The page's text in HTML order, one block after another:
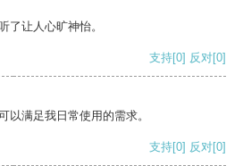
了让人心旷神怡。
支持[0] 反对[0]
以满足我日常使用的需求。
支持[0] 反对[0]